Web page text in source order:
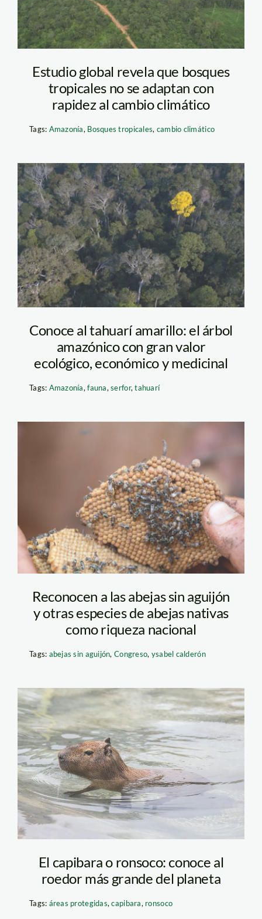
Estudio global revela que bosques
tropicales no se adaptan con
rapidez al cambio climático
Tags: Amazonía, Bosques tropicales, cambio climático
Diseño sin título (8)
Conoce al tahuarí amarillo: el árbol
amazónico con gran valor
ecológico, económico y medicinal
Tags: Amazonía,fauna,serfor,tahuarí
abejas-sin-aguijon—
Sumak-Kawsay
Reconocen a las abejas sin aguijón
y otras especies de abejas nativas
como riqueza nacional
Tags: abejas sin aguijón,Congreso, ysabel calderón
capibara – parque de
las leyendas
El capibara o ronsoco: conoce al
roedor más grande del planeta
Tags: áreas protegidas,capibara, ronsoco